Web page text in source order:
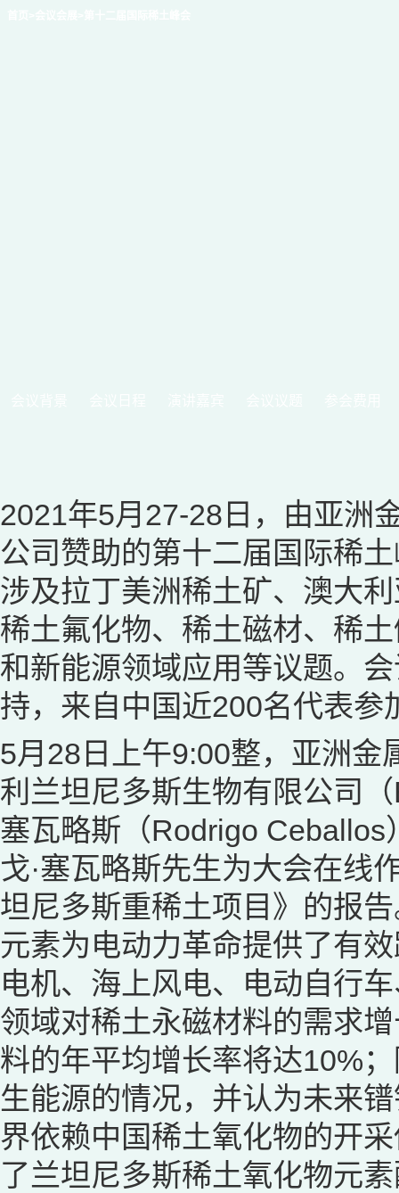
2021年5月27-28日，由亚洲
公司赞助的第十二届国际稀
涉及拉丁美洲稀土矿、澳大
稀土氟化物、稀土磁材、稀
和新能源领域应用等议题。
持，来自中国近200名代表参
5月28日上午9:00整，亚洲金
利兰坦尼多斯生物有限公司
塞瓦略斯（Rodrigo
戈·塞瓦略斯先生为大会在线
坦尼多斯重稀土项目》的报
元素为电动力革命提供了有
电机、海上风电、电动自行
领域对稀土永磁材料的需求
料的年平均增长率将达10%
生能源的情况，并认为未来
界依赖中国稀土氧化物的开
了兰坦尼多斯稀土氧化物元